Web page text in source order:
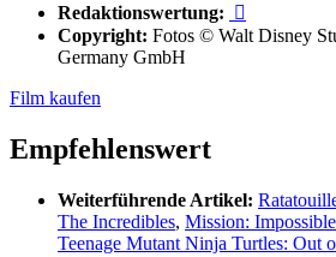
Redaktionswertung:

Copyright: Fotos © Walt Disney
Germany GmbH
Film kaufen
Empfehlenswert
Weiterführende Artikel:
The Incredibles, Mission:
Teenage Mutant Ninja Turtles: Out